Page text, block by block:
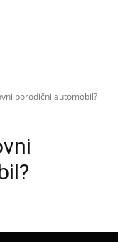
porodični automobil?